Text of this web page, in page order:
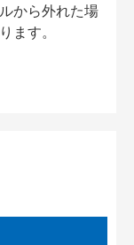
から外れた場
ます。